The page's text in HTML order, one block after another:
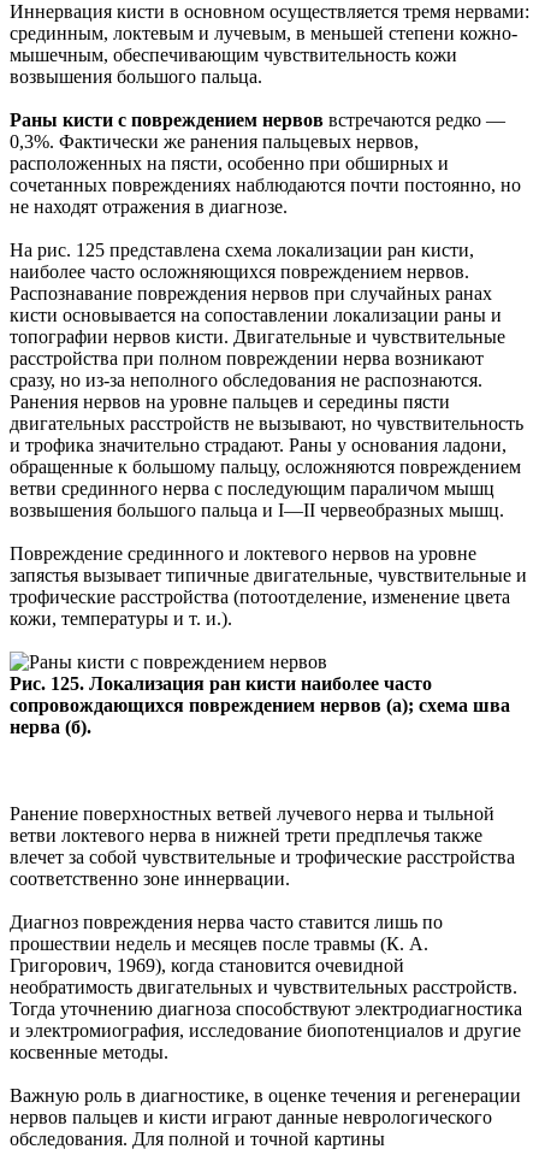
Иннервация кисти в основном осуществляется тремя нервами:
срединным, локтевым и лучевым, в меньшей степени кожно-
мышечным, обеспечивающим чувствительность кожи
возвышения большого пальца.
Раны кисти с повреждением нервов встречаются редко —
0,3%. Фактически же ранения пальцевых нервов,
расположенных на пясти, особенно при обширных и
сочетанных повреждениях наблюдаются почти постоянно, но
не находят отражения в диагнозе.
На рис. 125 представлена схема локализации ран кисти,
наиболее часто осложняющихся повреждением нервов.
Распознавание повреждения нервов при случайных ранах
кисти основывается на сопоставлении локализации раны и
топографии нервов кисти. Двигательные и чувствительные
расстройства при полном повреждении нерва возникают
сразу, но из-за неполного обследования не распознаются.
Ранения нервов на уровне пальцев и середины пясти
двигательных расстройств не вызывают, но чувствительность
и трофика значительно страдают. Раны у основания ладони,
обращенные к большому пальцу, осложняются повреждением
ветви срединного нерва с последующим параличом мышц
возвышения большого пальца и I—II червеобразных мышц.
Повреждение срединного и локтевого нервов на уровне
запястья вызывает типичные двигательные, чувствительные и
трофические расстройства (потоотделение, изменение цвета
кожи, температуры и т. и.).
Рис. 125. Локализация ран кисти наиболее часто
сопровождающихся повреждением нервов (а); схема шва
нерва (б).
Ранение поверхностных ветвей лучевого нерва и тыльной
ветви локтевого нерва в нижней трети предплечья также
влечет за собой чувствительные и трофические расстройства
соответственно зоне иннервации.
Диагноз повреждения нерва часто ставится лишь по
прошествии недель и месяцев после травмы (К. А.
Григорович, 1969), когда становится очевидной
необратимость двигательных и чувствительных расстройств.
Тогда уточнению диагноза способствуют электродиагностика
и электромиография, исследование биопотенциалов и другие
косвенные методы.
Важную роль в диагностике, в оценке течения и регенерации
нервов пальцев и кисти играют данные неврологического
обследования. Для полной и точной картины